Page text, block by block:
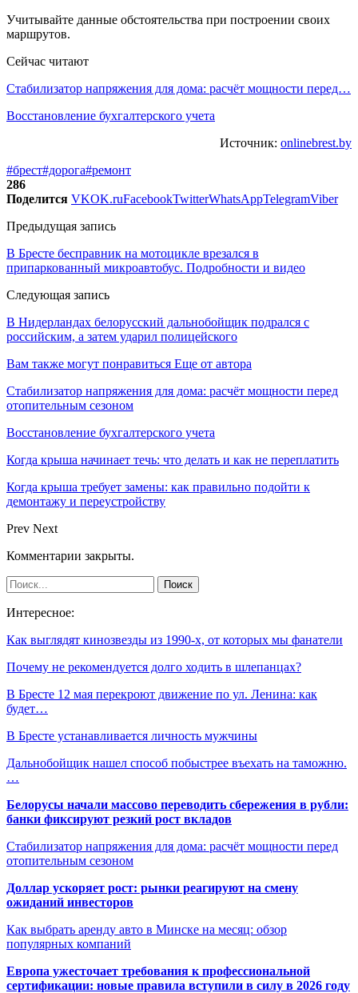
Учитывайте данные обстоятельства при построении своих
маршрутов.
Сейчас читают
Стабилизатор напряжения для дома: расчёт мощности перед…
Восстановление бухгалтерского учета
Источник: onlinebrest.by
#брест#дорога#ремонт
286
Поделится VKOK.ruFacebookTwitterWhatsAppTelegramViber
Предыдущая запись
В Бресте бесправник на мотоцикле врезался в
припаркованный микроавтобус. Подробности и видео
Следующая запись
В Нидерландах белорусский дальнобойщик подрался с
российским, а затем ударил полицейского
Вам также могут понравиться Еще от автора
Стабилизатор напряжения для дома: расчёт мощности перед
отопительным сезоном
Восстановление бухгалтерского учета
Когда крыша начинает течь: что делать и как не переплатить
Когда крыша требует замены: как правильно подойти к
демонтажу и переустройству
Prev Next
Комментарии закрыты.
Интересное:
Как выглядят кинозвезды из 1990-х, от которых мы фанатели
Почему не рекомендуется долго ходить в шлепанцах?
В Бресте 12 мая перекроют движение по ул. Ленина: как
будет…
В Бресте устанавливается личность мужчины
Дальнобойщик нашел способ побыстрее въехать на таможню.
…
Белорусы начали массово переводить сбережения в рубли:
банки фиксируют резкий рост вкладов
Стабилизатор напряжения для дома: расчёт мощности перед
отопительным сезоном
Доллар ускоряет рост: рынки реагируют на смену
ожиданий инвесторов
Как выбрать аренду авто в Минске на месяц: обзор
популярных компаний
Европа ужесточает требования к профессиональной
сертификации: новые правила вступили в силу в 2026 году